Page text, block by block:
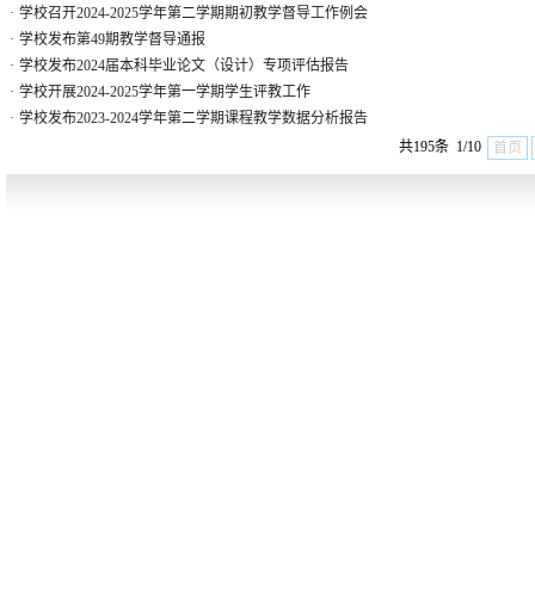
· 学校召开2024-2025学年第二学期期初教学督导工作例会
· 学校发布第49期教学督导通报
· 学校发布2024届本科毕业论文（设计）专项评估报告
· 学校开展2024-2025学年第一学期学生评教工作
· 学校发布2023-2024学年第二学期课程教学数据分析报告
共195条 1/10
首页